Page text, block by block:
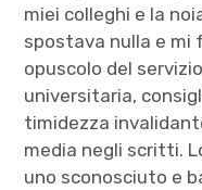
miei colleghi e la
spostava nulla e mi
opuscolo del
universitaria,
timidezza
media negli scritti.
uno sconosciuto e